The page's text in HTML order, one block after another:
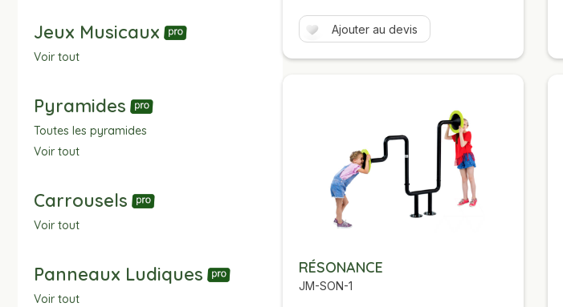
Jeux Musicaux
Voir tout
Pyramides
Toutes les pyramides
Voir tout
Carrousels
Voir tout
Panneaux Ludiques
Voir tout
Ajouter au devis
RÉSONANCE
JM-SON-1